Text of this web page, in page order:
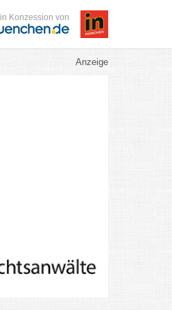
in Konzession von
Anzeige